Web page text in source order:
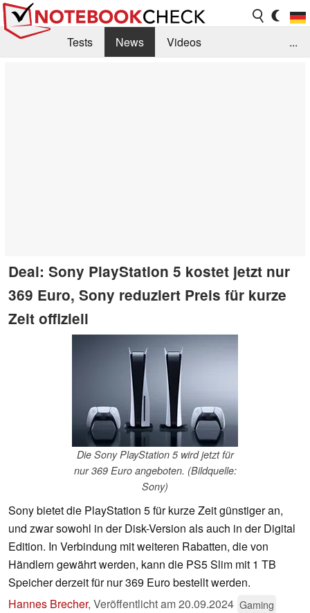
Tests News
Videos
...
Deal: Sony PlayStation 5 kostet jetzt nur
369 Euro, Sony reduziert Preis für kurze
Zeit offiziell
Die Sony PlayStation 5 wird jetzt für
nur 369 Euro angeboten. (Bildquelle:
Sony)
Sony bietet die PlayStation 5 für kurze Zeit günstiger an,
und zwar sowohl in der Disk-Version als auch in der Digital
Edition. In Verbindung mit weiteren Rabatten, die von
Händlern gewährt werden, kann die PS5 Slim mit 1 TB
Speicher derzeit für nur 369 Euro bestellt werden.
Hannes Brecher, Veröffentlicht am20.09.2024 Gaming